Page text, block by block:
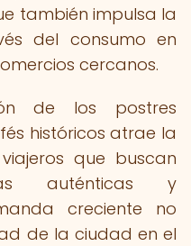
también impulsa la
del consumo en
cercanos.
de los postres
históricos atrae la
que buscan
auténticas y
creciente no
de la ciudad en el